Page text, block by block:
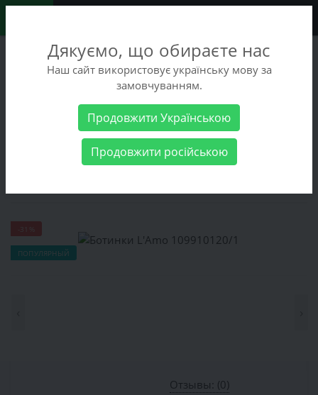
+38 (068) 486-90-09
+38 (093) 486-90-09
Женские товары Женская обувь Ботинки
ПОПУЛЯРНЫЙ
Отзывы: (0)
Дякуємо, що обираєте нас
Наш сайт використовує українську мову за
замовчуванням.
Продовжити Українською
Продовжити російською